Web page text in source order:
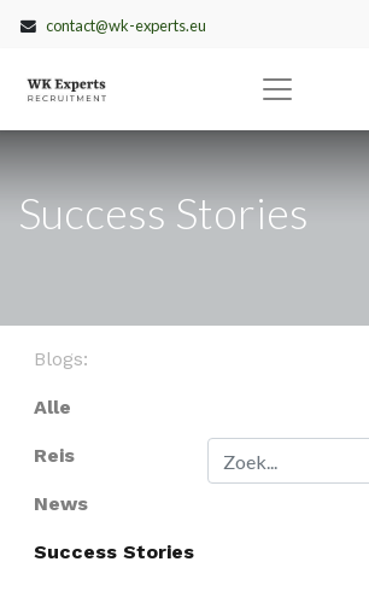
contact@wk-experts.eu
Success Stories
Blogs:
Alle
Reis
News
Success Stories